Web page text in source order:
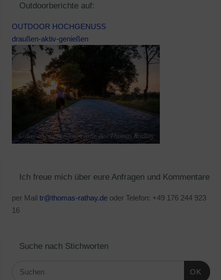
Outdoorberichte auf:
OUTDOOR HOCHGENUSS
draußen-aktiv-genießen
Ich freue mich über eure Anfragen und Kommentare
per Mail tr@thomas-rathay.deoder Telefon: +49 176 244 923
16
Suche nach Stichworten
OK